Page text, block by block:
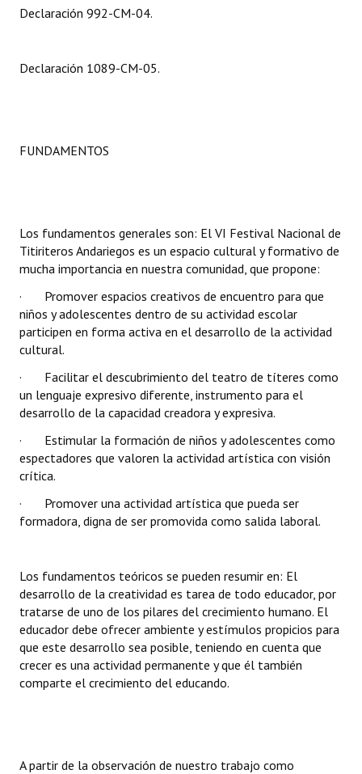
Declaraciones
Resoluciones de Presidencia
Antiguos Pobladores
Datos Históricos
Premio al Mérito - Registro
Audiencias Públicas - Registro
Mujeres que Dejaron Huellas - Registro
Periodistas Decanos - Registro
Ciudadano Ilustre - Registro
Banca del Vecino - Registro
Huéspedes de Honor - Registro
Antiguos Pobladores - Registro
Bariloche, Municipio intercultural
Entrega de distinciones
REFORMA DE LA CARTA ORGÁNICA
Declaración 992-CM-04.
Declaración 1089-CM-05.
FUNDAMENTOS
Los fundamentos generales son: El VI Festival Nacional de
Titiriteros Andariegos es un espacio cultural y formativo de
mucha importancia en nuestra comunidad, que propone:
· Promover espacios creativos de encuentro para que
niños y adolescentes dentro de su actividad escolar
participen en forma activa en el desarrollo de la actividad
cultural.
· Facilitar el descubrimiento del teatro de títeres como
un lenguaje expresivo diferente, instrumento para el
desarrollo de la capacidad creadora y expresiva.
· Estimular la formación de niños y adolescentes como
espectadores que valoren la actividad artística con visión
crítica.
· Promover una actividad artística que pueda ser
formadora, digna de ser promovida como salida laboral.
Los fundamentos teóricos se pueden resumir en: El
desarrollo de la creatividad es tarea de todo educador, por
tratarse de uno de los pilares del crecimiento humano. El
educador debe ofrecer ambiente y estímulos propicios para
que este desarrollo sea posible, teniendo en cuenta que
crecer es una actividad permanente y que él también
comparte el crecimiento del educando.
A partir de la observación de nuestro trabajo como